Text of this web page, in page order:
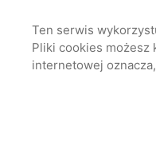
Ten serwis
Pliki cookies możesz
internetowej